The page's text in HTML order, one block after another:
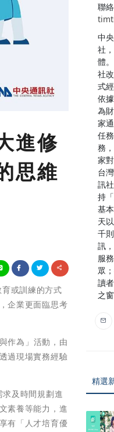
進修
思維
或訓練的方式
企業更面臨思考
作為」活動，由
過現場實務經驗
及時間規劃進
素養等能力，進
有「人才培育優
聯
中
社
體
社
式
依
為
家
任
務
家
台
訊
持
基
天
千
訊
服
眾
讀
之窗
精選